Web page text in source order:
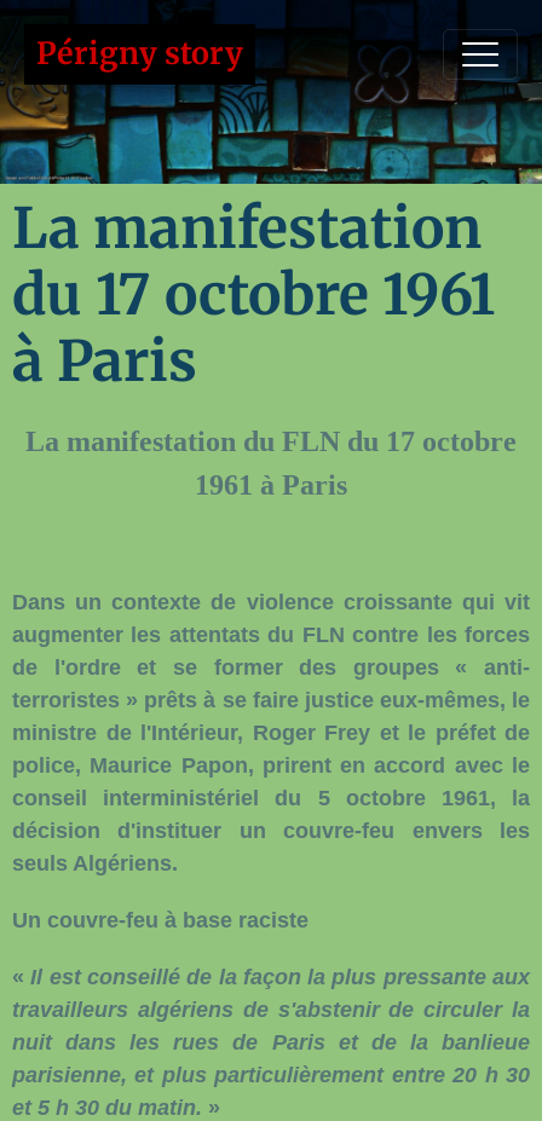
Périgny story
La manifestation
du 17 octobre 1961
à Paris
La manifestation du FLN du 17 octobre
1961 à Paris
Dans un contexte de violence croissante qui vit
augmenter les attentats du FLN contre les forces
de l'ordre et se former des groupes « anti-
terroristes » prêts à se faire justice eux-mêmes, le
ministre de l'Intérieur, Roger Frey et le préfet de
police, Maurice Papon, prirent en accord avec le
conseil interministériel du 5 octobre 1961, la
décision d'instituer un couvre-feu envers les
seuls Algériens.
Un couvre-feu à base raciste
«Il est conseillé de la façon la plus pressante aux
travailleurs algériens de s'abstenir de circuler la
nuit dans les rues de Paris et de la banlieue
parisienne, et plus particulièrement entre 20 h 30
et 5 h 30 du matin. »